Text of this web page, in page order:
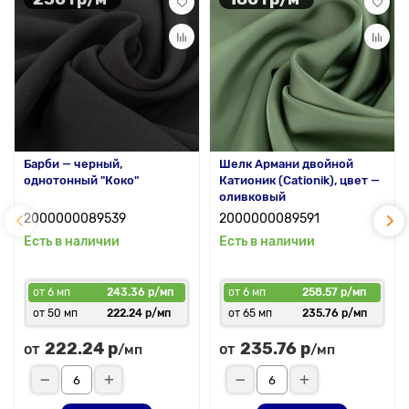
Барби — черный,
однотонный "Коко"
2000000089539
Есть в наличии
от 6 мп
243.36 р/мп
от 50 мп
222.24 р/мп
от 222.24 р/мп
Шелк Армани двойной
Катионик (Cationik), цвет —
оливковый
2000000089591
Есть в наличии
от 6 мп
258.57 р/мп
от 65 мп
235.76 р/мп
от 235.76 р/мп